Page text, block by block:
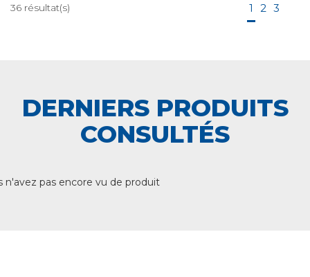
36 résultat(s) 1 2 3
DERNIERS PRODUITS
CONSULTÉS
n'avez pas encore vu de produit